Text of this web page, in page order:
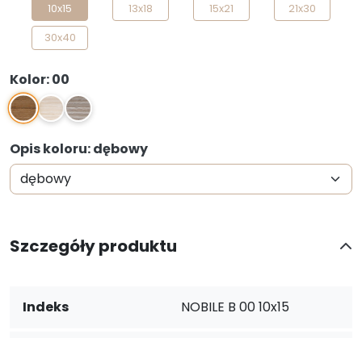
10x15 13x18 15x21
21x30
30x40
Kolor: 00
00 01 08
Opis koloru: dębowy
Szczegóły produktu
Indeks NOBILE B 00 10x15